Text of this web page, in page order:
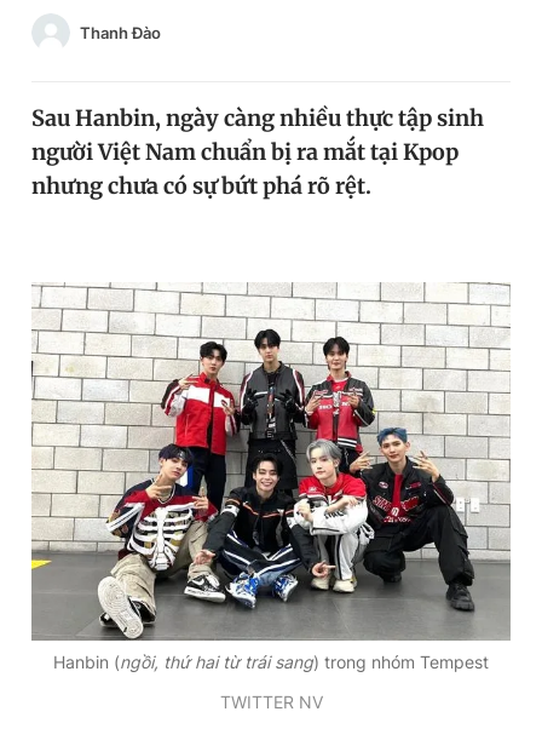
Chuyên mục khác
Tin thị trường Tin 360
Sản phẩm khác
Tiện ích Bạn cần biết
Thông tin tòa soạn Liên hệ quảng cáo
Đọc Thanh Niên trên điện thoại
Tin đã xem
Đăng xuất
Thanh Đào
Sau Hanbin, ngày càng nhiều thực tập sinh
người Việt Nam chuẩn bị ra mắt tại Kpop
nhưng chưa có sự bứt phá rõ rệt.
Hanbin (ngồi, thứ hai từ trái sang) trong nhóm Tempest
TWITTER NV